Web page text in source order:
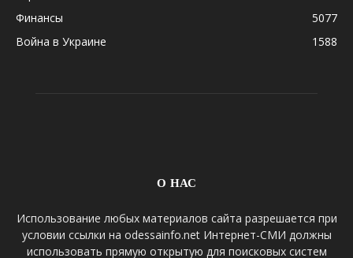
Финансы
5077
Война в Украине
1588
О НАС
Использование любых материалов сайта разрешается при
условии ссылки на odessainfo.net Интернет-СМИ должны
использовать прямую открытую для поисковых систем